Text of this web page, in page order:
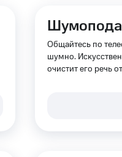
Общайтесь по
шумно.
очистит его речь